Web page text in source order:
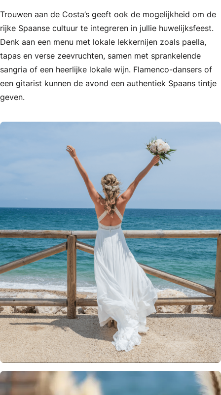
Trouwen aan de Costa’s geeft ook de mogelijkheid om de
rijke Spaanse cultuur te integreren in jullie huwelijksfeest.
Denk aan een menu met lokale lekkernijen zoals paella,
tapas en verse zeevruchten, samen met sprankelende
sangria of een heerlijke lokale wijn. Flamenco-dansers of
een gitarist kunnen de avond een authentiek Spaans tintje
geven.